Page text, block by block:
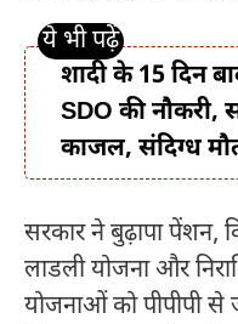
शादी के 15 दिन
SDO की नौकरी,
काजल, संदिग्ध
सरकार ने बुढ़ापा पेंशन,
लाडली योजना और
योजनाओं को पीपीपी